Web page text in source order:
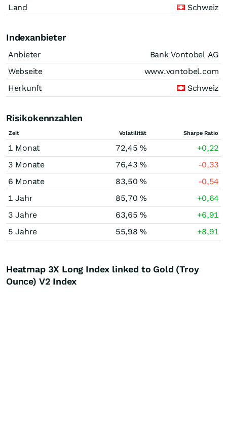
Land Schweiz
Indexanbieter
Anbieter
Bank Vontobel AG
Webseite
www.vontobel.com
Herkunft
Schweiz
Risikokennzahlen
Zeit Volatilität Sharpe Ratio
1 Monat 72,45 %
+0,22
3 Monate
76,43 %
-0,33
6 Monate
83,50 %
-0,54
1 Jahr
85,70 %
+0,64
3 Jahre
63,65 %
+6,91
5 Jahre
55,98 % +8,91
Heatmap 3X Long Index linked to Gold (Troy
Ounce) V2 Index